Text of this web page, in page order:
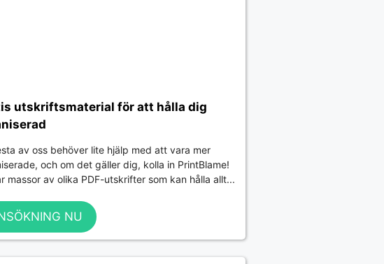
utskriftsmaterial för att hålla dig
av oss behöver lite hjälp med att vara mer
och om det gäller dig, kolla in PrintBlame!
massor av olika PDF-utskrifter som kan hålla allt...
NU